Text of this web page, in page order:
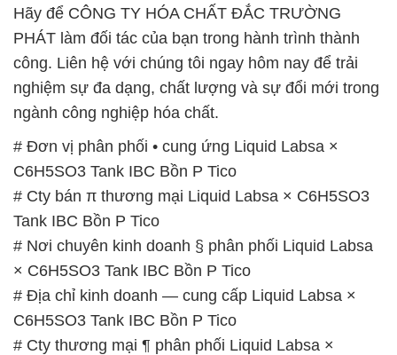
Hãy để CÔNG TY HÓA CHẤT ĐẮC TRƯỜNG
PHÁT làm đối tác của bạn trong hành trình thành
công. Liên hệ với chúng tôi ngay hôm nay để trải
nghiệm sự đa dạng, chất lượng và sự đổi mới trong
ngành công nghiệp hóa chất.
# Đơn vị phân phối • cung ứng Liquid Labsa ×
C6H5SO3 Tank IBC Bồn P Tico
# Cty bán π thương mại Liquid Labsa × C6H5SO3
Tank IBC Bồn P Tico
# Nơi chuyên kinh doanh § phân phối Liquid Labsa
× C6H5SO3 Tank IBC Bồn P Tico
# Địa chỉ kinh doanh — cung cấp Liquid Labsa ×
C6H5SO3 Tank IBC Bồn P Tico
# Cty thương mại ¶ phân phối Liquid Labsa ×